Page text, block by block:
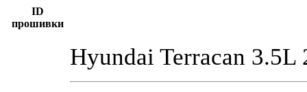
ID
прошивки
Hyundai Terracan 3.5L